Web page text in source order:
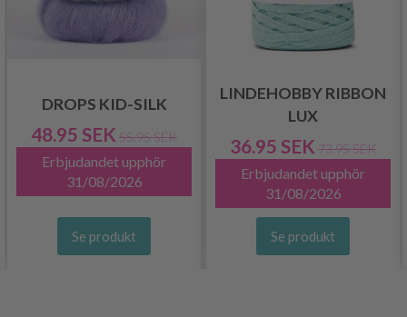
DROPS KID-SILK
48.95 SEK 55.95 SEK
Erbjudandet upphör
31/08/2026
Se produkt
LINDEHOBBY RIBBON
LUX
36.95 SEK 73.95 SEK
Erbjudandet upphör
31/08/2026
Se produkt